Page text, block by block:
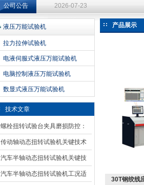
公司公告 2026-07-23
钻杆扭转试验台选型指南：从额定
2026-07-23
钻杆扭转试验台选型指南：从额定
2026-07-23
液压万能试验机
拉力拉伸试验机
电液伺服式液压万能试验机
电脑控制液压万能试验机
数显式液压万能试验机
技术文章
螺栓扭转试验台夹具磨损防控：
材质选型与表面处理的耐用性优
化
传动轴动态扭转试验机关键技术
及产业落地应用
汽车半轴动态扭转试验机关键技
术及产业落地应用
汽车半轴动态扭转试验机工况适
产品展示
30T钢绞线